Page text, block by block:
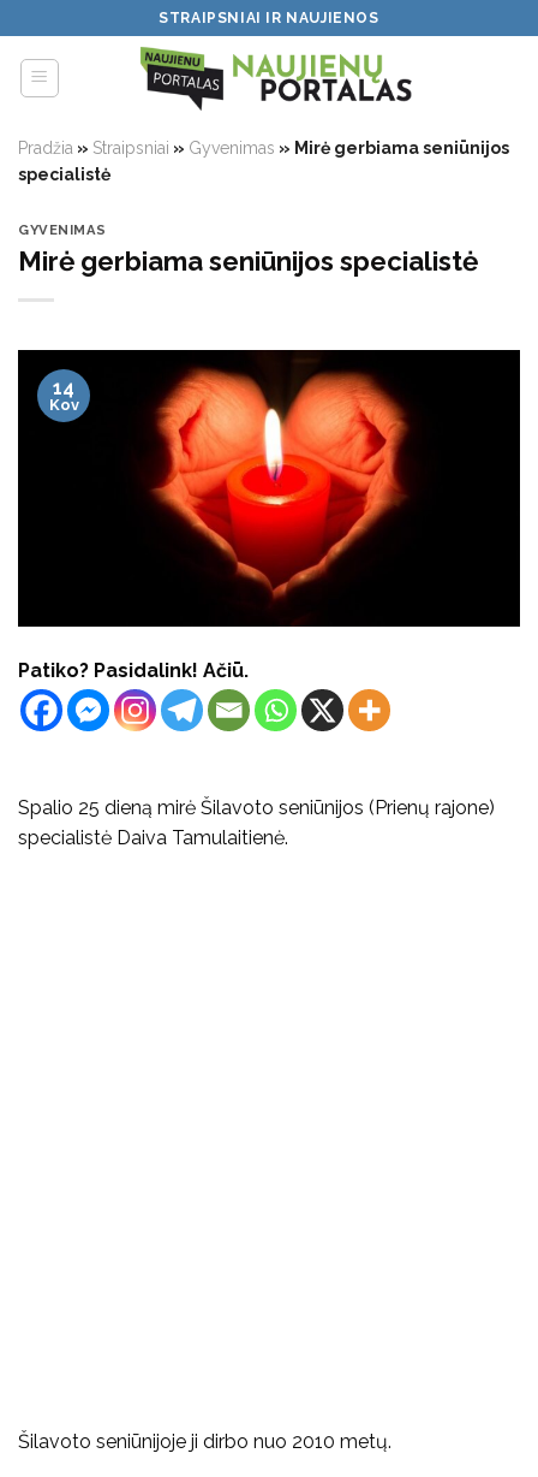
to
content
STRAIPSNIAI IR NAUJIENOS
Pradžia » Straipsniai » Gyvenimas » Mirė gerbiama seniūnijos
specialistė
GYVENIMAS
Mirė gerbiama seniūnijos specialistė
14
Kov
Patiko? Pasidalink! Ačiū.
Spalio 25 dieną mirė Šilavoto seniūnijos (Prienų rajone)
specialistė Daiva Tamulaitienė.
Šilavoto seniūnijoje ji dirbo nuo 2010 metų.